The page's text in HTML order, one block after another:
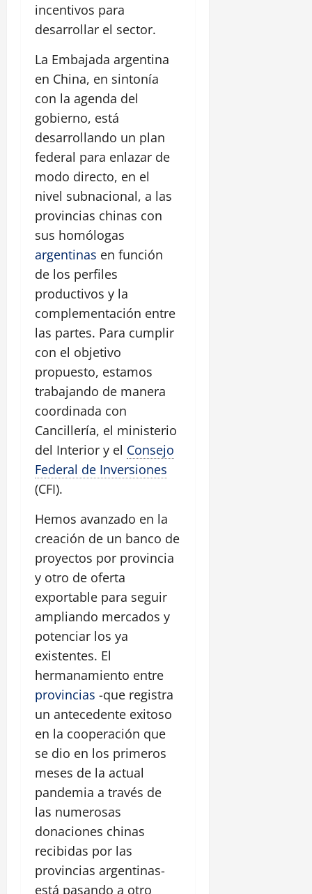
incentivos para
desarrollar el sector.
La Embajada argentina
en China, en sintonía
con la agenda del
gobierno, está
desarrollando un plan
federal para enlazar de
modo directo, en el
nivel subnacional, a las
provincias chinas con
sus homólogas
argentinas en función
de los perfiles
productivos y la
complementación entre
las partes. Para cumplir
con el objetivo
propuesto, estamos
trabajando de manera
coordinada con
Cancillería, el ministerio
del Interior y el Consejo
Federal de Inversiones
(CFI).
Hemos avanzado en la
creación de un banco de
proyectos por provincia
y otro de oferta
exportable para seguir
ampliando mercados y
potenciar los ya
existentes. El
hermanamiento entre
provincias -que registra
un antecedente exitoso
en la cooperación que
se dio en los primeros
meses de la actual
pandemia a través de
las numerosas
donaciones chinas
recibidas por las
provincias argentinas-
está pasando a otro